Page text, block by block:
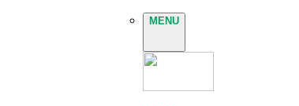
MENU